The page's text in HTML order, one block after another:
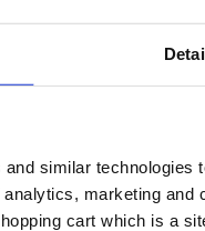
similar
marketing
cart which is a
fluide, le système
est intuitive, et
car
tous les domaines de